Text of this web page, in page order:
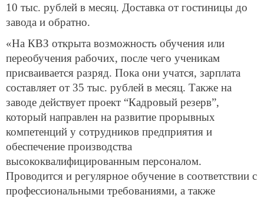
10 тыс. рублей в месяц. Доставка от гостиницы до
завода и обратно.
«На КВЗ открыта возможность обучения или
переобучения рабочих, после чего ученикам
присваивается разряд. Пока они учатся, зарплата
составляет от 35 тыс. рублей в месяц. Также на
заводе действует проект “Кадровый резерв”,
который направлен на развитие прорывных
компетенций у сотрудников предприятия и
обеспечение производства
высококвалифицированным персоналом.
Проводится и регулярное обучение в соответствии с
профессиональными требованиями, а также